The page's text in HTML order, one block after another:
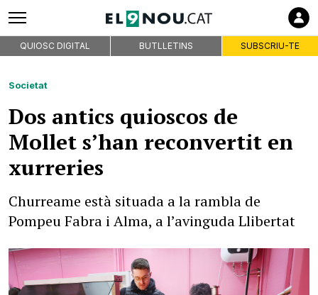
QUIOSC DIGITAL BUTLLETINS SUBSCRIU-TE
Societat
Dos antics quioscos de
Mollet s’han reconvertit en
xurreries
Churreame està situada a la rambla de
Pompeu Fabra i Alma, a l’avinguda Llibertat